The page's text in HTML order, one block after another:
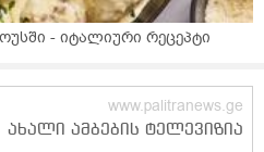
- იტალიური რეცეპტი